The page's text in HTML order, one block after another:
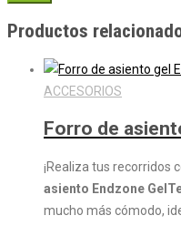
Productos
ACCESORIOS
Forro de
¡Realiza tus recorridos
asiento Endzone
mucho más cómodo,